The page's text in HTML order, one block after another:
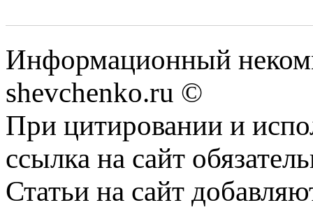
Информационный
shevchenko.ru ©
При цитировании и
ссылка на сайт
Статьи на сайт